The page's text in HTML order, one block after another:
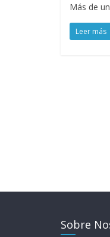
Más de
Leer más
Sobre